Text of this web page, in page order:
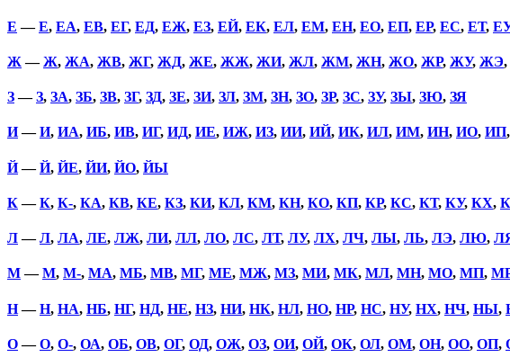
Е —Е, ЕА, ЕВ, ЕГ, ЕД, ЕЖ, ЕЗ, ЕЙ, ЕК, ЕЛ, ЕМ, ЕН, ЕО, ЕП, ЕР, ЕС, ЕТ, ЕУ
Ж —Ж, ЖА, ЖВ, ЖГ, ЖД, ЖЕ, ЖЖ, ЖИ, ЖЛ, ЖМ, ЖН, ЖО, ЖР, ЖУ, ЖЭ,
З—З, ЗА, ЗБ, ЗВ, ЗГ, ЗД, ЗЕ, ЗИ, ЗЛ, ЗМ, ЗН, ЗО, ЗР, ЗС, ЗУ, ЗЫ, ЗЮ, ЗЯ
И—И, ИА, ИБ, ИВ, ИГ, ИД, ИЕ, ИЖ, ИЗ, ИИ, ИЙ, ИК, ИЛ, ИМ, ИН, ИО, ИП,
Й—Й, ЙЕ, ЙИ, ЙО, ЙЫ
К—К, К-, КА, КВ, КЕ, КЗ, КИ, КЛ, КМ, КН, КО, КП, КР, КС, КТ, КУ, КХ,
Л—Л, ЛА, ЛЕ, ЛЖ, ЛИ, ЛЛ, ЛО, ЛС, ЛТ, ЛУ, ЛХ, ЛЧ, ЛЫ, ЛЬ, ЛЭ, ЛЮ,
М—М, М-, МА, МБ, МВ, МГ, МЕ, МЖ, МЗ, МИ, МК, МЛ, МН, МО, МП,
Н—Н, НА, НБ, НГ, НД, НЕ, НЗ, НИ, НК, НЛ, НО, НР, НС, НУ, НХ, НЧ, НЫ,
О—О, О-, ОА, ОБ, ОВ, ОГ, ОД, ОЖ, ОЗ, ОИ, ОЙ, ОК, ОЛ, ОМ, ОН, ОО, ОП,